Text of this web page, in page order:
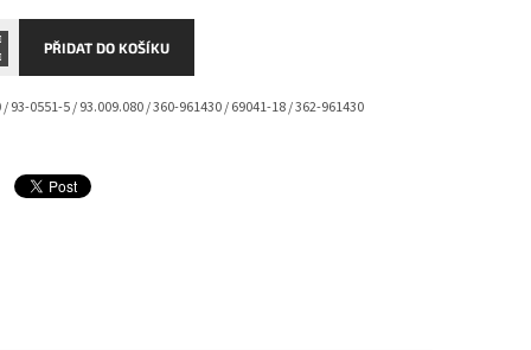
PŘIDAT DO KOŠÍKU
93-0551-5 / 93.009.080 / 360-961430 / 69041-18 / 362-961430